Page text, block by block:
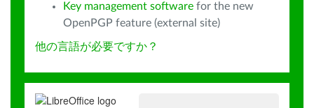
Key management software for the new
OpenPGP feature (external site)
他の言語が必要ですか？